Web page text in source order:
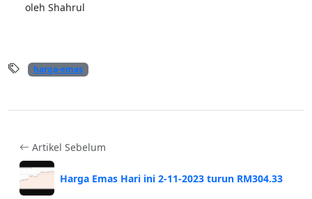
oleh Shahrul
harga-emas
Artikel Sebelum
Harga Emas Hari ini 2-11-2023 turun RM304.33